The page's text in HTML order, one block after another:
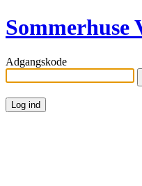
Sommerhuse
Adgangskode